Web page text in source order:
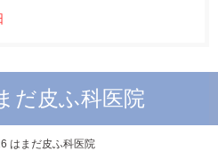
だ皮ふ科医院
はまだ皮ふ科医院